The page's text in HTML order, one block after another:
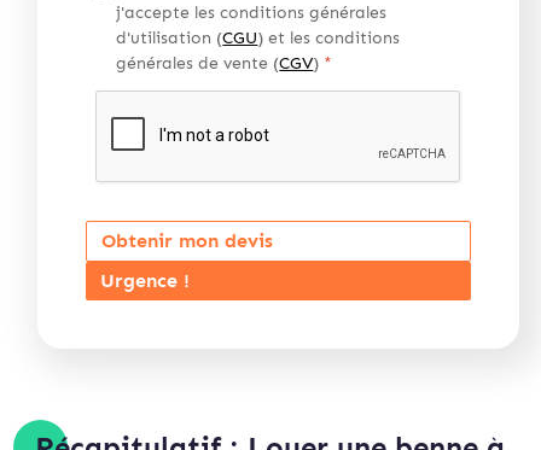
j'accepte les conditions générales
d'utilisation (CGU) et les conditions
générales de vente (CGV) *
Obtenir mon devis
Urgence !